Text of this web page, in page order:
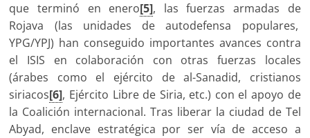
que terminó en enero[5], las fuerzas armadas de
Rojava (las unidades de autodefensa populares,
YPG/YPJ) han conseguido importantes avances contra
el ISIS en colaboración con otras fuerzas locales
(árabes como el ejército de al-Sanadid, cristianos
siriacos[6], Ejército Libre de Siria, etc.) con el apoyo de
la Coalición internacional. Tras liberar la ciudad de Tel
Abyad, enclave estratégica por ser vía de acceso a